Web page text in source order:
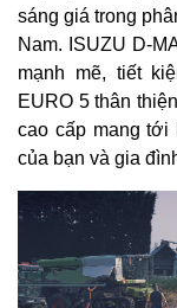
sáng giá trong
Nam. ISUZU D-
mạnh mẽ, tiết
EURO 5 thân
cao cấp mang tới
của bạn và gia